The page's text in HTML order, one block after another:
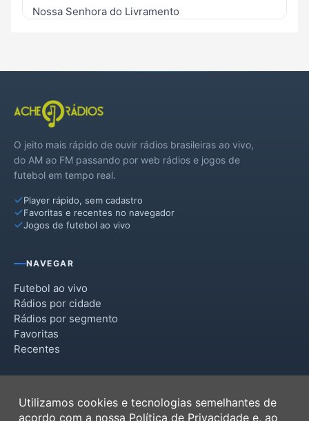
Nossa Senhora do Livramento
Santo Antônio do Leverger
O jeito mais rápido de ouvir rádios brasileiras ao vivo,
do AM ao FM passando por web rádios e jogos de
futebol em tempo real.
Player rápido, sem cadastro
Favoritas e recentes no navegador
Jogos de futebol ao vivo
NAVEGAR
Futebol ao vivo
Rádios por cidade
Rádios por segmento
Favoritas
Recentes
Termos de Uso
Utilizamos cookies e tecnologias semelhantes de
acordo com a nossa Política de Privacidade e, ao